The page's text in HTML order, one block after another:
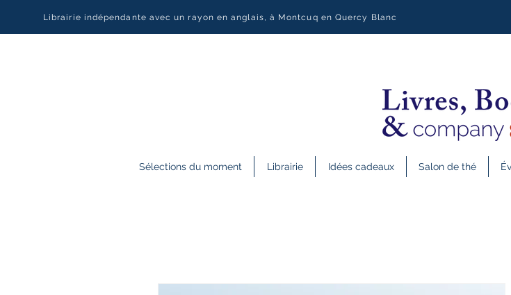
Librairie indépendante avec un rayon en anglais, à Montcuq en Quercy Blanc
Sélections du moment Librairie Idées cadeaux Salon de thé